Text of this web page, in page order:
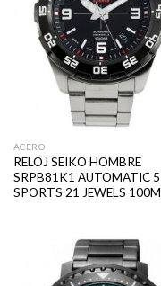
ACERO
RELOJ SEIKO HOMBRE
SRPB81K1 AUTOMATIC 5
SPORTS 21 JEWELS 100M